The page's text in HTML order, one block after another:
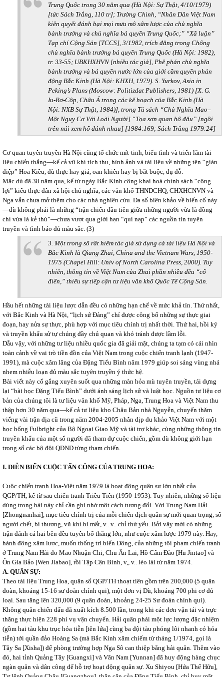
Trung Quốc trong 30 năm qua (Hà Nội: Sự Thật, 4/10/1979)
[tức Sách Trắng, 110 tr]; Trường Chinh, “Nhân Dân Việt Nam
kiên quyết đánh bại mọi mưu mô xâm lược của chủ nghĩa
bành trướng và chủ nghĩa bá quyền Trung Quốc;” “Xã luận”
Tạp chí Cộng Sản [TCCS], 3/1982, trích đăng trong Chống
chủ nghĩa bành trướng bá quyền Trung Quốc (Hà Nội: 1982),
tr. 33-55; UBKHXHVN [nhiều tác giả], Phê phán chủ nghĩa
bành trướng và bá quyền nước lớn của giới cầm quyền phản
động Bắc Kinh (Hà Nội: KHXH, 1979). S. Yurkov,Asia in
Peking’s Plans (Moscow: Politizdat Publishers, 1981) [X. G.
Iu-Rơ-Côp, Châu Á trong các kế hoạch của Bắc Kinh (Hà
Nội: NXB Sự Thật, 1984)], trong Tủ sách “Chủ Nghĩa Mao–
Một Nguy Cơ Với Loài Người] “Tọa sơn quan hổ đấu” [ngồi
trên núi xem hổ đánh nhau] [1984:169; Sách Trắng 1979:24]
Cơ quan tuyên truyền Hà Nội cũng tổ chức mít-tinh, biểu tình và triển lãm tài
liệu chiến thắng—kể cả vũ khí tịch thu, hình ảnh và tài liệu về những tên “gián
điệp” Hoa Kiều, dù thực hay giả, oan khiên hay bị bắt buộc, dụ dỗ.
Mặc dù đã 38 năm qua, kể từ ngày Bắc Kinh công khai hoá chính sách “công
lợi” kiểu thực dân xã hội chủ nghĩa, các văn khố THNDCHQ, CHXHCNVN và
Nga vẫn chưa mở thêm cho các nhà nghiên cứu. Đa số biên khảo về biến cố này
—dù không phải là những “trận chiến đầu tiên giữa những người vừa là đồng
chí vừa là kẻ thù”—chưa vượt qua giới hạn “qui nạp” các nguồn tin tuyên
truyền và tình báo đủ màu sắc. (3)
3. Một trong số rất hiếm tác giả sử dụng cả tài liệu Hà Nội và
Bắc Kinh là Qiang Zhai, China and the Vietnam Wars, 1950-
1975 (Chapel Hill: Univ of North Carolina Press, 2000). Tuy
nhiên, thông tin về Việt Nam của Zhai phần nhiều đều “cổ
điển,” thiếu sự tiếp cận tư liệu văn khố Quốc Tế Cộng Sản.
Hầu hết những tài liệu lược dẫn đều có những hạn chế về mức khả tín. Thứ nhất,
với Bắc Kinh và Hà Nội, “lịch sử Đảng” chỉ được công bố những sự thực giai
đoạn, hay nửa sự thực, phù hợp với mục tiêu chính trị nhất thời. Thứ hai, hồi ký
và truyền khẩu sử tự chúng đầy chủ quan và khó tránh được lầm lỗi.
Dẫu vậy, với những tư liệu nhiều quốc gia đã giải mật, chúng ta tạm có cái nhìn
toàn cảnh về vai trò tiền đồn của Việt Nam trong cuộc chiến tranh lạnh (1947-
1991), mà cuộc xâm lăng của Đặng Tiểu Bình năm 1979 giúp soi sáng vùng nhá
nhem nhiễu loạn đủ màu sắc tuyên truyền ý thức hệ.
Bài viết này cố gắng xuyên suốt qua những màn hỏa mù tuyên truyền, tái dựng
lại “bài học Đặng Tiểu Bình” dưới ánh sáng lịch sử và luật học. Nguồn tư liệu cơ
bản của chúng tôi là tư liệu văn khố Mỹ, Pháp, Nga, Trung Hoa và Việt Nam thu
thập hơn 30 năm qua—kể cả tư liệu kho Châu Bản nhà Nguyễn, chuyến thăm
viếng vài trận địa cũ trong năm 2004-2005 nhân dịp du khảo Việt Nam với một
học bổng Fulbright của Bộ Ngoại Giao Mỹ và tài trợ khác, cùng những thông tin
truyền khẩu của một số người đã tham dự cuộc chiến, gồm dù không giới hạn
trong số các bộ đội QĐND từng tham chiến.
I. DIỄN BIẾN CUỘC TẤN CÔNG CỦA TRUNG HOA:
Cuộc chiến tranh Hoa-Việt năm 1979 là hoạt động quân sự lớn nhất của
QGP/TH, kể từ sau chiến tranh Triều Tiên (1950-1953). Tuy nhiên, những số liệu
dùng trong bài này chỉ cần ghi nhớ một cách tương đối. Với Trung Nam Hải
[Zhongnanhai], mục tiêu chính trị của mỗi chiến dịch quân sự mới quan trọng, số
người chết, bị thương, vũ khí bị mất, v.. v.. chỉ thứ yếu. Bởi vậy mới có những
trận đánh cả hai bên đều tuyên bố thắng lớn, như cuộc xâm lược 1979 này. Hay,
hành động xâm lược, muốn thống trị biển Đông, của những tội phạm chiến tranh
ở Trung Nam Hải do Mao Nhuận Chi, Chu Ân Lai, Hồ Cẩm Đào [Hu Jintao] và
Ôn Gia Bảo [Wen Jiabao], rồi Tập Cận Bình, v,, v.. lèo lái từ năm 1974.
A. QUÂN SỰ:
Theo tài liệu Trung Hoa, quân số QGP/TH thoạt tiên gồm trên 200,000 (5 quân
đoàn, khoảng 15-16 sư đoàn chính qui), một đơn vị Dù, khoảng 700 phi cơ đủ
loại. Sau tăng lên 320,000 (9 quân đoàn, khoảng 24-25 Sư đoàn chính qui).
Không quân chiến đấu đã xuất kích 8.500 lần, trong khi các đơn vận tải và trực
thăng thực hiện 228 phi vụ vận chuyển. Hải quân phái một lực lượng đặc nhiệm
(gồm hai tàu khu trục hỏa tiễn [tên lửa] cùng ba đội tàu phóng lôi nhanh có hỏa
tiễn) tới quần đảo Hoàng Sa (mà Bắc Kinh xâm chiếm từ tháng 1/1974, gọi là
Tây Sa [Xisha]) để phòng trường hợp Nga Sô can thiệp bằng hải quân. Thêm vào
đó, hai tỉnh Quảng Tây [Guangxi] và Vân Nam [Yunnan] đã huy động hàng chục
ngàn quân và dân công để hỗ trợ hoạt động quân sự. Xu Shiyou [Hứa Thế Hữu],